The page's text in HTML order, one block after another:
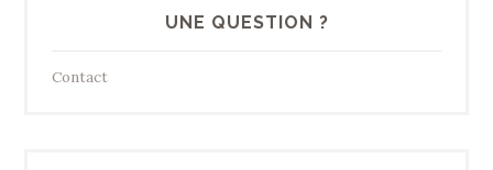
UNE QUESTION ?
Contact